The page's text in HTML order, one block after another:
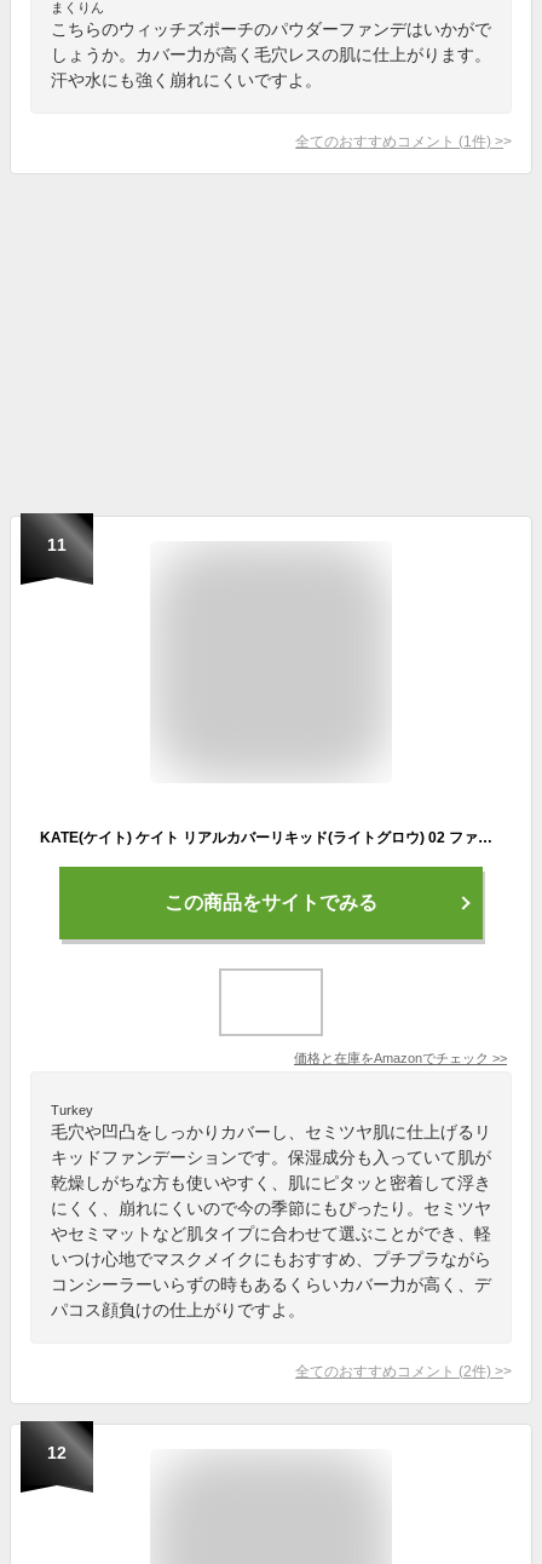
まくりん
こちらのウィッチズポーチのパウダーファンデはいかがで
しょうか。カバー力が高く毛穴レスの肌に仕上がります。
汗や水にも強く崩れにくいですよ。
全てのおすすめコメント (1 件) >
11
KATE(ケイト) ケイト リアルカバーリキッド(ライトグロウ) 02 ファンデーション 基準となる色 30ミリリットル (x 1)
この商品をサイトでみる
価格と在庫をAmazonでチェック >>
Turkey
毛穴や凹凸をしっかりカバーし、セミツヤ肌に仕上げるリ
キッドファンデーションです。保湿成分も入っていて肌が
乾燥しがちな方も使いやすく、肌にピタッと密着して浮き
にくく、崩れにくいので今の季節にもぴったり。セミツヤ
やセミマットなど肌タイプに合わせて選ぶことができ、軽
いつけ心地でマスクメイクにもおすすめ、プチプラながら
コンシーラーいらずの時もあるくらいカバー力が高く、デ
パコス顔負けの仕上がりですよ。
全てのおすすめコメント (2件) >
12